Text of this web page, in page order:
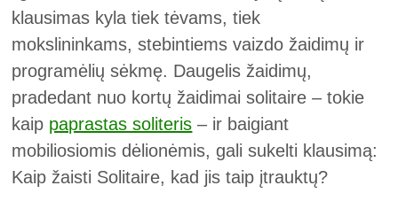
klausimas kyla tiek tėvams, tiek
mokslininkams, stebintiems vaizdo žaidimų ir
programėlių sėkmę. Daugelis žaidimų,
pradedant nuo kortų žaidimai solitaire – tokie
kaip paprastas soliteris – ir baigiant
mobiliosiomis dėlionėmis, gali sukelti klausimą:
Kaip žaisti Solitaire, kad jis taip įtrauktų?